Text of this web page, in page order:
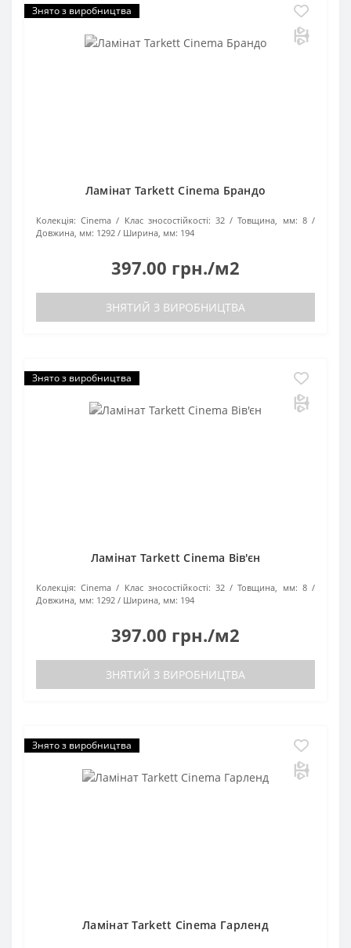
Знято з виробництва
Ламінат Tarkett Cinema Брандо
Колекція: Cinema Клас зносостійкості: 32 Товщина, мм: 8
Довжина, мм: 1292 Ширина, мм: 194
397.00 грн./м2
ЗНЯТИЙ З ВИРОБНИЦТВА
Знято з виробництва
Ламінат Tarkett Cinema Вів'єн
Колекція: Cinema Клас зносостійкості: 32 Товщина, мм: 8
Довжина, мм: 1292 Ширина, мм: 194
397.00 грн./м2
ЗНЯТИЙ З ВИРОБНИЦТВА
Знято з виробництва
Ламінат Tarkett Cinema Гарленд